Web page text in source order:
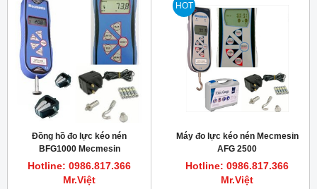
Đồng hồ đo lực kéo nén
BFG1000 Mecmesin
Hotline: 0986.817.366
Mr.Việt
HOT
Máy đo lực kéo nén Mecmesin
AFG 2500
Hotline: 0986.817.366
Mr.Việt